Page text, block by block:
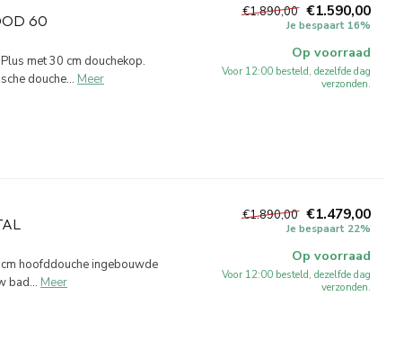
60
met 30 cm douchekop.
douche... Meer
€1.890,00 €1.590,00
Je bespaart 16%
Op voorraad
Voor 12:00 besteld, dezelfde dag
verzonden.
hoofddouche ingebouwde
bad... Meer
€1.890,00 €1.479,00
Je bespaart 22%
Op voorraad
Voor 12:00 besteld, dezelfde dag
verzonden.